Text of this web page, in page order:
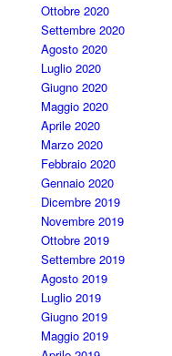
Ottobre 2020
Settembre 2020
Agosto 2020
Luglio 2020
Giugno 2020
Maggio 2020
Aprile 2020
Marzo 2020
Febbraio 2020
Gennaio 2020
Dicembre 2019
Novembre 2019
Ottobre 2019
Settembre 2019
Agosto 2019
Luglio 2019
Giugno 2019
Maggio 2019